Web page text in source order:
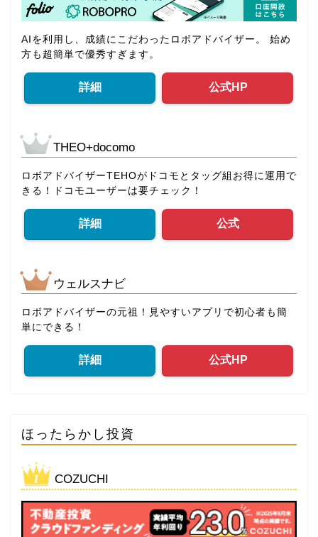
AIを利用し、成績にこだわったロボアドバイザー。 始め
方も超簡単で優秀すぎます。
詳細 公式HP
THEO+docomo
ロボアドバイザーTEHOがドコモとタッグ組お得に運用で
きる！ドコモユーザーは要チェック！
詳細 公式
ウェルスナビ
ロボアドバイザーの元祖！見やすいアプリで初心者も簡
単にできる！
詳細 公式HP
ほったらかし投資
COZUCHI